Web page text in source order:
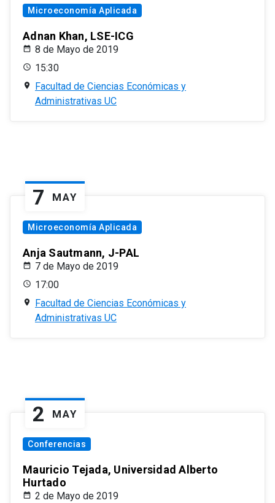
Microeconomía Aplicada
Adnan Khan, LSE-ICG
8 de Mayo de 2019
15:30
Facultad de Ciencias Económicas y
Administrativas UC
7 MAY
Microeconomía Aplicada
Anja Sautmann, J-PAL
7 de Mayo de 2019
17:00
Facultad de Ciencias Económicas y
Administrativas UC
2 MAY
Conferencias
Mauricio Tejada, Universidad Alberto
Hurtado
2 de Mayo de 2019